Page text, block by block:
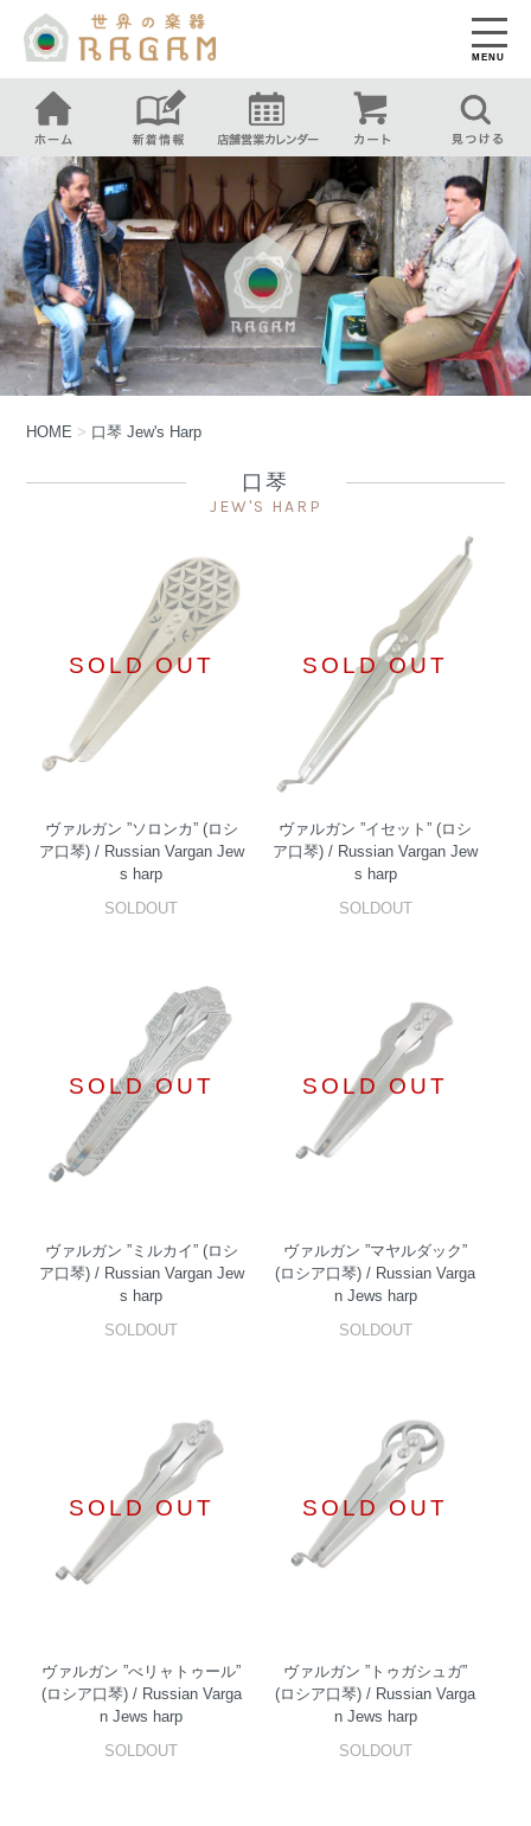
MENU
HOME > 口琴Jew's Harp
口琴
JEW'S HARP
SOLD OUT
ヴァルガン ”ソロンカ” (ロシ
ア口琴) / Russian Vargan Jew
s harp
SOLDOUT
SOLD OUT
ヴァルガン ”イセット” (ロシ
ア口琴) / Russian Vargan Jew
s harp
SOLDOUT
SOLD OUT
ヴァルガン ”ミルカイ” (ロシ
ア口琴) / Russian Vargan Jew
s harp
SOLDOUT
SOLD OUT
ヴァルガン ”マヤルダック”
(ロシア口琴) / Russian Varga
n Jews harp
SOLDOUT
SOLD OUT
ヴァルガン ”べリャトゥール”
(ロシア口琴) / Russian Varga
n Jews harp
SOLDOUT
SOLD OUT
ヴァルガン ”トゥガシュガ”
(ロシア口琴) / Russian Varga
n Jews harp
SOLDOUT